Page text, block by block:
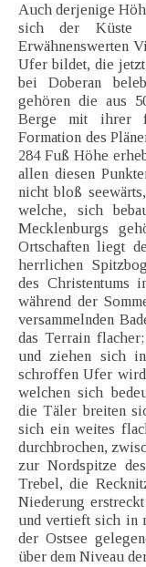
Auch derjenige
sich der Küste
Erwähnenswerten
Ufer bildet, die jetzt
bei Doberan
gehören die aus
Berge mit ihrer
Formation des
284 Fuß Höhe
allen diesen
nicht bloß
welche, sich
Mecklenburgs
Ortschaften liegt
herrlichen
des Christentums
während der
versammelnden
das Terrain
und ziehen sich
schroffen Ufer
welchen sich
die Täler breiten
sich ein weites
durchbrochen,
zur Nordspitze
Trebel, die
Niederung
und vertieft sich in
der Ostsee
über dem Niveau